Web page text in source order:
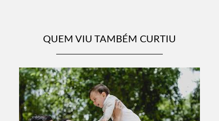
QUEM VIU TAMBÉM CURTIU